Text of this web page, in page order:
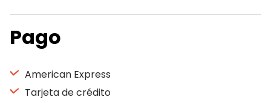
Pago
American Express
Tarjeta de crédito